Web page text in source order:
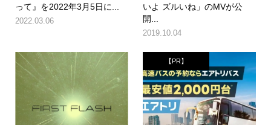
って』を2022年3月5日に...
2022.03.06
いよ ズルいね」のMVが公
開...
2019.10.04
【PR】